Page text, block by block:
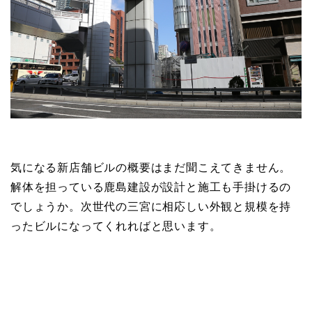
気になる新店舗ビルの概要はまだ聞こえてきません。
解体を担っている鹿島建設が設計と施工も手掛けるの
でしょうか。次世代の三宮に相応しい外観と規模を持
ったビルになってくれればと思います。